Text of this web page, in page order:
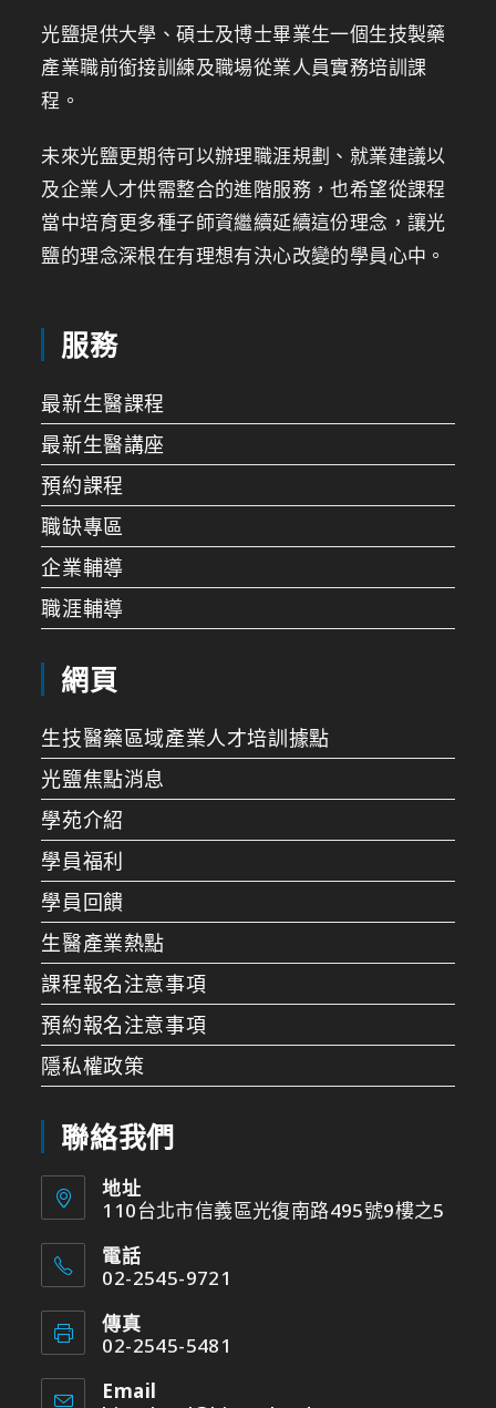
光鹽提供大學、碩士及博士畢業生一個生技製藥
產業職前銜接訓練及職場從業人員實務培訓課
程。
未來光鹽更期待可以辦理職涯規劃、就業建議以
及企業人才供需整合的進階服務，也希望從課程
當中培育更多種子師資繼續延續這份理念，讓光
鹽的理念深根在有理想有決心改變的學員心中。
服務
最新生醫課程
最新生醫講座
預約課程
職缺專區
企業輔導
職涯輔導
網頁
生技醫藥區域產業人才培訓據點
光鹽焦點消息
學苑介紹
學員福利
學員回饋
生醫產業熱點
課程報名注意事項
預約報名注意事項
隱私權政策
聯絡我們
地址
110台北市信義區光復南路495號9樓之5
電話
02-2545-9721
傳真
02-2545-5481
Email